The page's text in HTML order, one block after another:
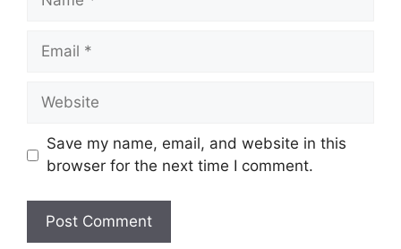
Email
Website
Save my name, email, and website in this
browser for the next time I comment.